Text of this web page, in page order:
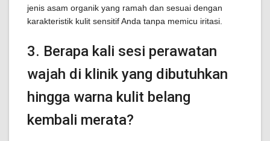
jenis asam organik yang ramah dan sesuai dengan
karakteristik kulit sensitif Anda tanpa memicu iritasi.
3. Berapa kali sesi perawatan
wajah di klinik yang dibutuhkan
hingga warna kulit belang
kembali merata?